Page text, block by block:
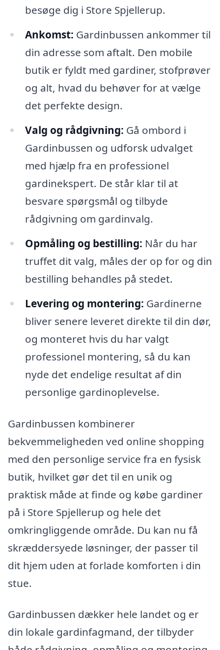
besøge dig i Store Spjellerup.
Ankomst: Gardinbussen ankommer til
din adresse som aftalt. Den mobile
butik er fyldt med gardiner, stofprøver
og alt, hvad du behøver for at vælge
det perfekte design.
Valg og rådgivning: Gå ombord i
Gardinbussen og udforsk udvalget
med hjælp fra en professionel
gardinekspert. De står klar til at
besvare spørgsmål og tilbyde
rådgivning om gardinvalg.
Opmåling og bestilling: Når du har
truffet dit valg, måles der op for og din
bestilling behandles på stedet.
Levering og montering: Gardinerne
bliver senere leveret direkte til din dør,
og monteret hvis du har valgt
professionel montering, så du kan
nyde det endelige resultat af din
personlige gardinoplevelse.
Gardinbussen kombinerer
bekvemmeligheden ved online shopping
med den personlige service fra en fysisk
butik, hvilket gør det til en unik og
praktisk måde at finde og købe gardiner
på i Store Spjellerup og hele det
omkringliggende område. Du kan nu få
skræddersyede løsninger, der passer til
dit hjem uden at forlade komforten i din
stue.
Gardinbussen dækker hele landet og er
din lokale gardinfagmand, der tilbyder